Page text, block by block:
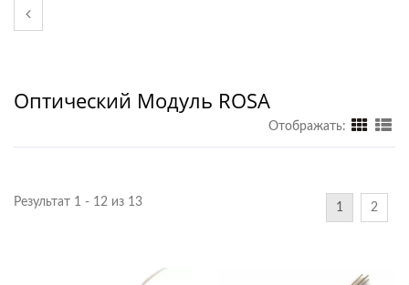
Оптический Модуль ROSA
Отображать:
Результат 1 - 12 из 13 1 2